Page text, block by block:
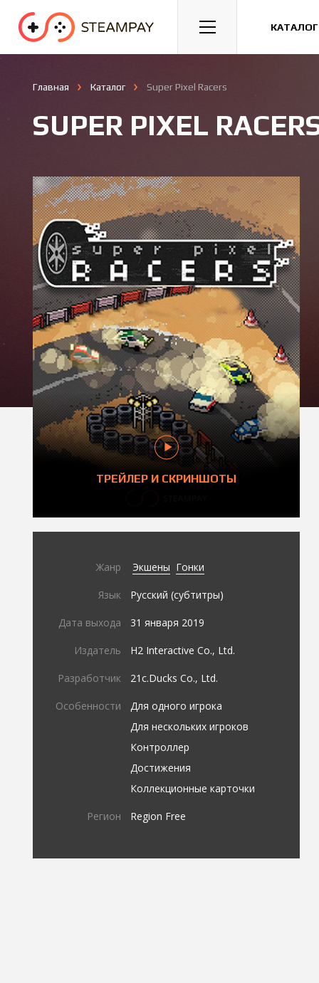
Спорт Гонки Казуальные
Главная Каталог Super Pixel Racers
SUPER PIXEL
ТРЕЙЛЕР И СКРИНШОТЫ
Жанр Экшены Гонки
Язык Русский (субтитры)
Дата выхода 31 января 2019
Издатель H2 Interactive Co., Ltd.
Разработчик 21c.Ducks Co., Ltd.
Особенности
Для одного игрока
Для нескольких игроков
Контроллер
Достижения
Коллекционные карточки
Регион Region Free